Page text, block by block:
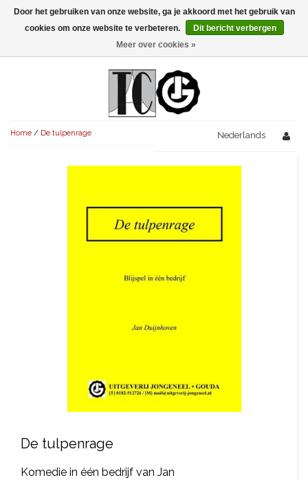
Menu
AVONDVULLEND (+75')
KORT (-30')
AVONDVULLEND (+75')
OVERIG (30'-75')
AVONDVULLEND (+75')
SPEKTAKELSTUKKEN
THEATERBOEKEN
Home / De tulpenrage Nederlands
De tulpenrage
Komedie in één bedrijf van Jan
Door het gebruiken van onze website, ga je akkoord met het gebruik van
cookies om onze website te verbeteren.
Dit bericht verbergen
Meer over cookies »